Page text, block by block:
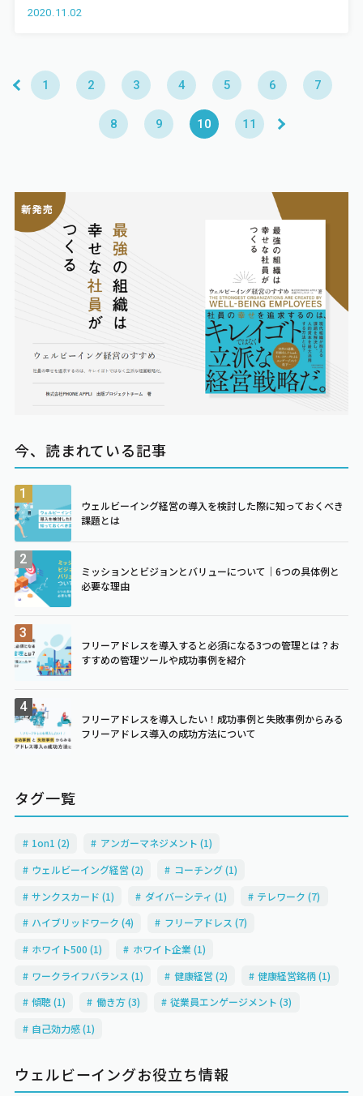
2020.11.02
1 2 3 4 5 6 7
8 9 10 11
今、読まれている記事
ウェルビーイング経営の導入を検討した際に知っておくべき
課題とは
ミッションとビジョンとバリューについて｜6つの具体例と
必要な理由
フリーアドレスを導入すると必須になる3つの管理とは？お
すすめの管理ツールや成功事例を紹介
フリーアドレスを導入したい！成功事例と失敗事例からみる
フリーアドレス導入の成功方法について
タグ一覧
1on1 (2)
アンガーマネジメント (1)
ウェルビーイング経営 (2)
コーチング (1)
サンクスカード (1)
ダイバーシティ (1)
テレワーク (7)
ハイブリッドワーク (4)
フリーアドレス (7)
ホワイト500 (1)
ホワイト企業 (1)
ワークライフバランス (1)
健康経営 (2)
健康経営銘柄 (1)
傾聴 (1)
働き方 (3)
従業員エンゲージメント (3)
自己効力感 (1)
ウェルビーイングお役立ち情報